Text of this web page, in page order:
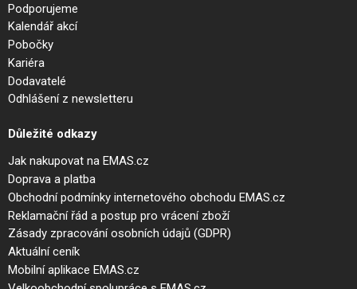
Podporujeme
Kalendář akcí
Pobočky
Kariéra
Dodavatelé
Odhlášení z newsletteru
Důležité odkazy
Jak nakupovat na EMAS.cz
Doprava a platba
Obchodní podmínky internetového obchodu EMAS.cz
Reklamační řád a postup pro vrácení zboží
Zásady zpracování osobních údajů (GDPR)
Aktuální ceník
Mobilní aplikace EMAS.cz